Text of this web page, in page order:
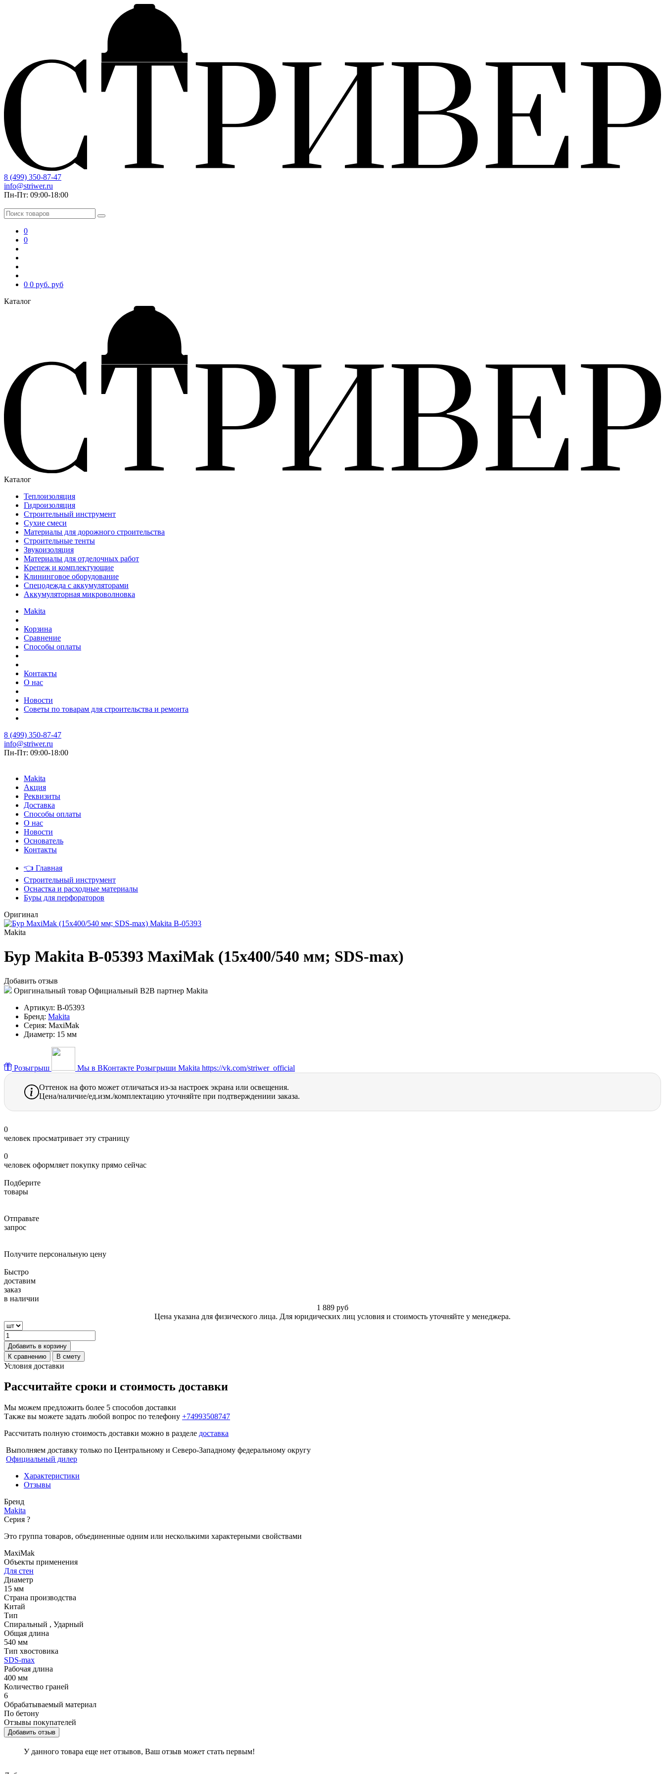
8 (499) 350-87-47
info@striwer.ru
Пн-Пт: 09:00-18:00
0
0
0 0 руб. руб
Каталог
Каталог
Теплоизоляция
Гидроизоляция
Строительный инструмент
Сухие смеси
Материалы для дорожного строительства
Строительные тенты
Звукоизоляция
Материалы для отделочных работ
Крепеж и комплектующие
Клининговое оборудование
Спецодежда с аккумуляторами
Аккумуляторная микроволновка
Makita
Корзина
Сравнение
Способы оплаты
Контакты
О нас
Новости
Советы по товарам для строительства и ремонта
8 (499) 350-87-47
info@striwer.ru
Пн-Пт: 09:00-18:00
Makita
Акция
Реквизиты
Доставка
Способы оплаты
О нас
Новости
Основатель
Контакты
👈 Главная
Строительный инструмент
Оснастка и расходные материалы
Буры для перфораторов
Оригинал
Makita
Бур Makita B-05393 MaxiMak (15х400/540 мм; SDS-max)
Добавить отзыв
Оригинальный товар Официальный B2B партнер Makita
Артикул: B-05393
Бренд: Makita
Серия: MaxiMak
Диаметр: 15 мм
Розыгрыш Мы в ВКонтакте Розыгрыши Makita https://vk.com/striwer_official
Оттенок на фото может отличаться из-за настроек экрана или освещения.
Цена/наличие/ед.изм./комплектацию уточняйте при подтверждениии заказа.
0
человек просматривает эту страницу
0
человек оформляет покупку прямо сейчас
Подберите
товары
Отправьте
запрос
Получите персональную цену
Быстро
доставим
заказ
в наличии
1 889 руб
Цена указана для физического лица. Для юридических лиц условия и стоимость уточняйте у менеджера.
Добавить в корзину
К сравнению
В смету
Условия доставки
Рассчитайте сроки и стоимость доставки
Мы можем предложить более 5 способов доставки
Также вы можете задать любой вопрос по телефону +74993508747
Рассчитать полную стоимость доставки можно в разделе доставка
Выполняем доставку только по Центральному и Северо-Западному федеральному округу
Официальный дилер
Характеристики
Отзывы
Бренд
Makita
Серия ?
Это группа товаров, объединенные одним или несколькими характерными свойствами
MaxiMak
Объекты применения
Для стен
Диаметр
15 мм
Страна производства
Китай
Тип
Спиральный , Ударный
Общая длина
540 мм
Тип хвостовика
SDS-max
Рабочая длина
400 мм
Количество граней
6
Обрабатываемый материал
По бетону
Отзывы покупателей
Добавить отзыв
У данного товара еще нет отзывов, Ваш отзыв может стать первым!